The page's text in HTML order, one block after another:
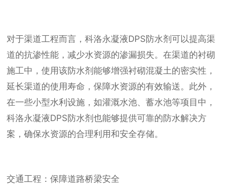
对于渠道工程而言，科洛永凝液DPS防水剂可以提高渠
道的抗渗性能，减少水资源的渗漏损失。在渠道的衬砌
施工中，使用该防水剂能够增强衬砌混凝土的密实性，
延长渠道的使用寿命，保障水资源的有效输送。此外，
在一些小型水利设施，如灌溉水池、蓄水池等项目中，
科洛永凝液DPS防水剂也能够提供可靠的防水解决方
案，确保水资源的合理利用和安全存储。
交通工程：保障道路桥梁安全